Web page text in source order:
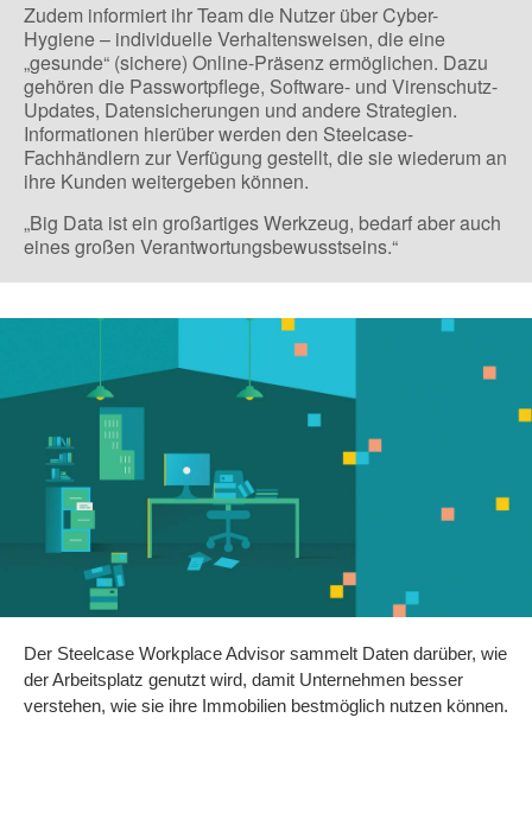
Zudem informiert ihr Team die Nutzer über Cyber-
Hygiene – individuelle Verhaltensweisen, die eine
„gesunde“ (sichere) Online-Präsenz ermöglichen. Dazu
gehören die Passwortpflege, Software- und Virenschutz-
Updates, Datensicherungen und andere Strategien.
Informationen hierüber werden den Steelcase-
Fachhändlern zur Verfügung gestellt, die sie wiederum an
ihre Kunden weitergeben können.
„Big Data ist ein großartiges Werkzeug, bedarf aber auch
eines großen Verantwortungsbewusstseins.“
Der Steelcase Workplace Advisor sammelt Daten darüber, wie
der Arbeitsplatz genutzt wird, damit Unternehmen besser
verstehen, wie sie ihre Immobilien bestmöglich nutzen können.